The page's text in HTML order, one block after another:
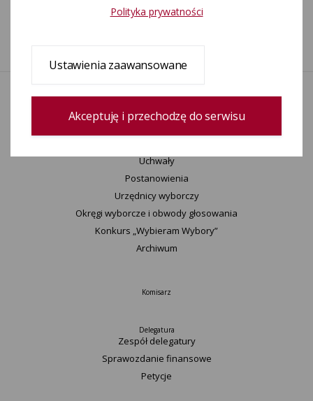
Aktualności
Uchwały
Postanowienia
Urzędnicy wyborczy
Okręgi wyborcze i obwody głosowania
Konkurs „Wybieram Wybory”
Archiwum
Komisarz
Delegatura
Zespół delegatury
Sprawozdanie finansowe
Petycje
Polityka prywatności
Ustawienia zaawansowane
Akceptuję i przechodzę do serwisu